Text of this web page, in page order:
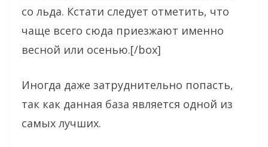
со льда. Кстати следует отметить, что
чаще всего сюда приезжают именно
весной или осенью.[/box]
Иногда даже затруднительно попасть,
так как данная база является одной из
самых лучших.